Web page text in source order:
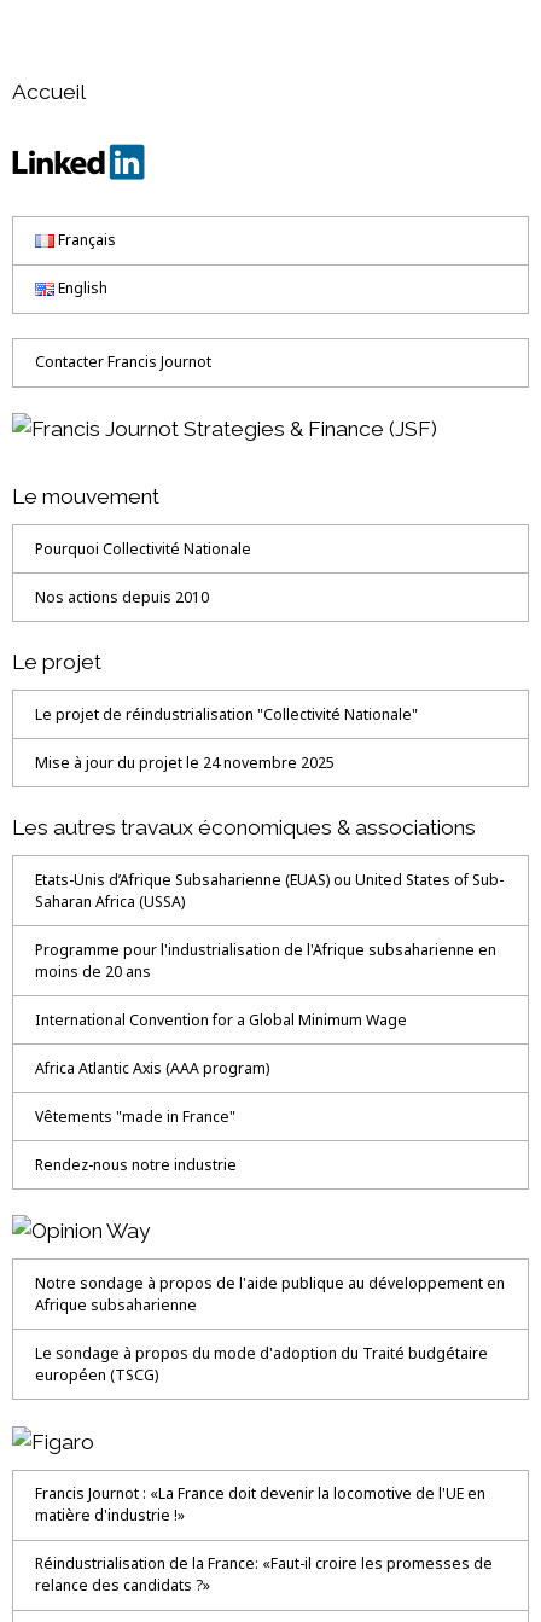
Accueil
Français
English
Contacter Francis Journot
Le mouvement
Pourquoi Collectivité Nationale
Nos actions depuis 2010
Le projet
Le projet de réindustrialisation "Collectivité Nationale"
Mise à jour du projet le 24 novembre 2025
Les autres travaux économiques & associations
Etats-Unis d’Afrique Subsaharienne (EUAS) ou United States of Sub-
Saharan Africa (USSA)
Programme pour l'industrialisation de l'Afrique subsaharienne en
moins de 20 ans
International Convention for a Global Minimum Wage
Africa Atlantic Axis (AAA program)
Vêtements "made in France"
Rendez-nous notre industrie
Notre sondage à propos de l'aide publique au développement en
Afrique subsaharienne
Le sondage à propos du mode d'adoption du Traité budgétaire
européen (TSCG)
Francis Journot : «La France doit devenir la locomotive de l'UE en
matière d'industrie !»
Réindustrialisation de la France: «Faut-il croire les promesses de
relance des candidats ?»